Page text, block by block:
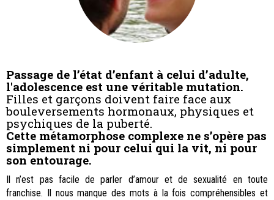
Passage de l’état d’enfant à celui d’adulte,
l'adolescence est une véritable mutation.
Filles et garçons doivent faire face aux
bouleversements hormonaux, physiques et
psychiques de la puberté.
Cette métamorphose complexe ne s’opère pas
simplement ni pour celui qui la vit, ni pour
son entourage.
Il n’est pas facile de parler d’amour et de sexualité en toute
franchise. Il nous manque des mots à la fois compréhensibles et